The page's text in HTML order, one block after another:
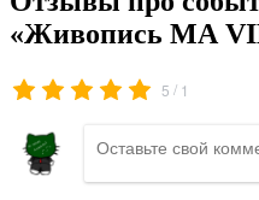
«Живопись MA
5 / 1